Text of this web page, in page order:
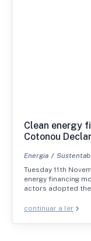
Clean energy
Cotonou
Energia
Tuesday 11th
energy financing
actors adopted
continuar a ler